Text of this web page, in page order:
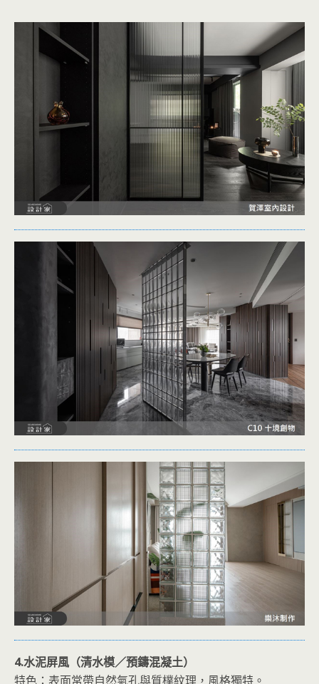
4.水泥屏風（清水模／預鑄混凝土）
特色：表面常帶自然氣孔與質樸紋理，風格獨特。